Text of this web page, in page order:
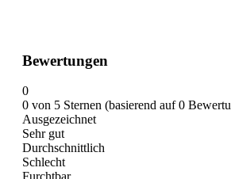
Bewertungen
0
0 von 5 Sternen (basierend auf 0
Ausgezeichnet
Sehr gut
Durchschnittlich
Schlecht